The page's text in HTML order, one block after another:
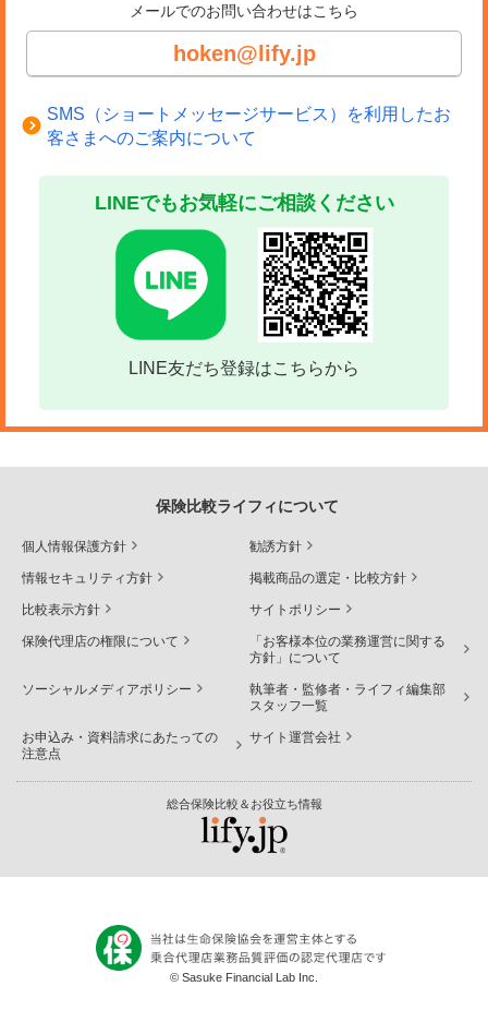
メールでのお問い合わせはこちら
hoken@lify.jp
SMS（ショートメッセージサービス）を利用したお
客さまへのご案内について
LINEでもお気軽にご相談ください
LINE友だち登録はこちらから
保険比較ライフィについて
個人情報保護方針 勧誘方針
情報セキュリティ方針 掲載商品の選定・比較方針
比較表示方針 サイトポリシー
保険代理店の権限について
「お客様本位の業務運営に関する
方針」について
ソーシャルメディアポリシー
執筆者・監修者・ライフィ編集部
スタッフ一覧
お申込み・資料請求にあたっての
注意点
サイト運営会社
総合保険比較＆お役立ち情報
© Sasuke Financial Lab Inc.